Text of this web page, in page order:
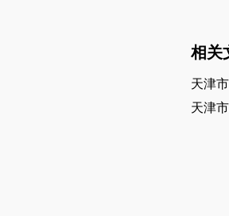
相关
天津
天津